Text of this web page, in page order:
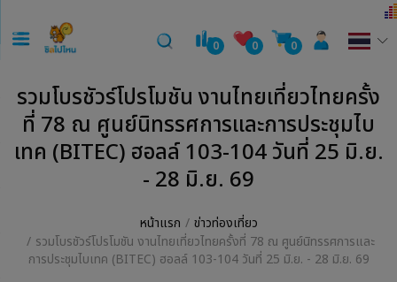
0 0 0
รวมโบรชัวร์โปรโมชัน งานไทยเที่ยวไทยครั้ง
ที่ 78 ณ ศูนย์นิทรรศการและการประชุมไบ
เทค (BITEC) ฮอลล์ 103-104 วันที่ 25 มิ.ย.
- 28 มิ.ย. 69
หน้าแรก
ข่าวท่องเที่ยว
รวมโบรชัวร์โปรโมชัน งานไทยเที่ยวไทยครั้งที่ 78 ณ ศูนย์นิทรรศการและ
การประชุมไบเทค (BITEC) ฮอลล์ 103-104 วันที่ 25 มิ.ย. - 28 มิ.ย. 69